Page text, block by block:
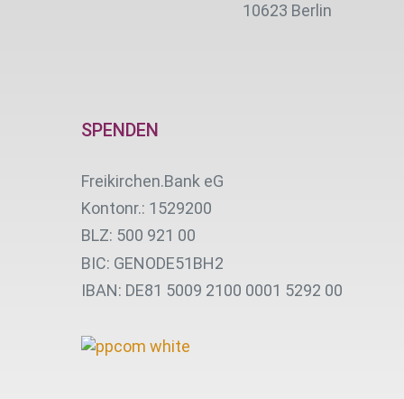
10623 Berlin
SPENDEN
Freikirchen.Bank eG
Kontonr.: 1529200
BLZ: 500 921 00
BIC: GENODE51BH2
IBAN: DE81 5009 2100 0001 5292 00